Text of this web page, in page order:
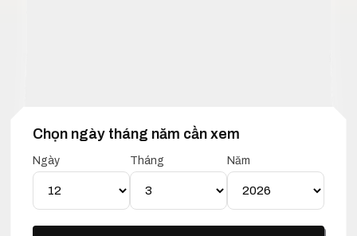
Chọn ngày tháng năm cần xem
Ngày Tháng Năm
1. Xem ngày tốt xấu 12 tháng 3 năm 2026
Lịch Vạn Niên 12 Tháng 03
Năm 2026